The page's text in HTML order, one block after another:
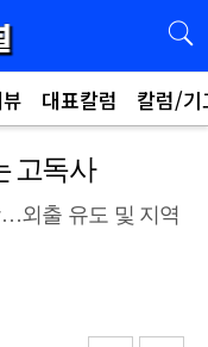
대표칼럼 칼럼/기
고독사
…외출 유도 및 지역